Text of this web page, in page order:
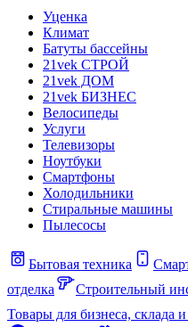
Уценка
Климат
Батуты бассейны
21vek СТРОЙ
21vek ДОМ
21vek БИЗНЕС
Велосипеды
Услуги
Телевизоры
Ноутбуки
Смартфоны
Холодильники
Стиральные машины
Пылесосы
Бытовая техника
отделка
Строительный
Товары для бизнеса, склада